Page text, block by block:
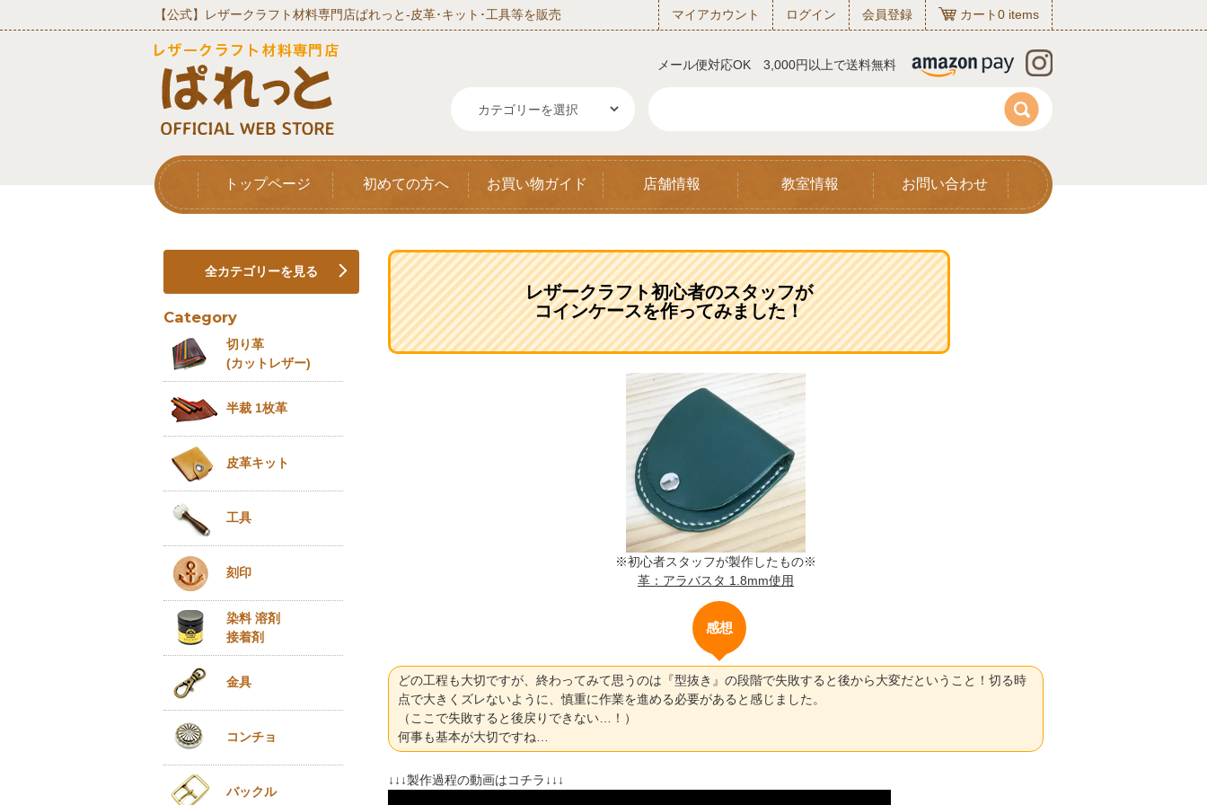
【公式】レザークラフト材料専門店ぱれっと‐皮革･キット･工具等を販売 マイアカウント ログイン 会員登録 カート0 items
メール便対応OK 3,000円以上で送料無料
トップページ 初めての方へ お買い物ガイド 店舗情報 教室情報 お問い合わせ
レザークラフト初心者のスタッフが
コインケースを作ってみました！
※初心者スタッフが製作したもの※
革：アラバスタ 1.8mm使用
感想
どの工程も大切ですが、終わってみて思うのは『型抜き』の段階で失敗すると後から大変だということ！切る時
点で大きくズレないように、慎重に作業を進める必要があると感じました。
（ここで失敗すると後戻りできない…！）
何事も基本が大切ですね…
↓↓↓製作過程の動画はコチラ↓↓↓
全カテゴリーを見る
Category
切り革
(カットレザー)
半裁 1枚革
皮革キット
工具
刻印
染料 溶剤
接着剤
金具
コンチョ
バックル